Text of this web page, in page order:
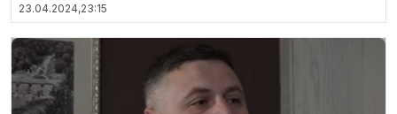
23.04.2024,23:15